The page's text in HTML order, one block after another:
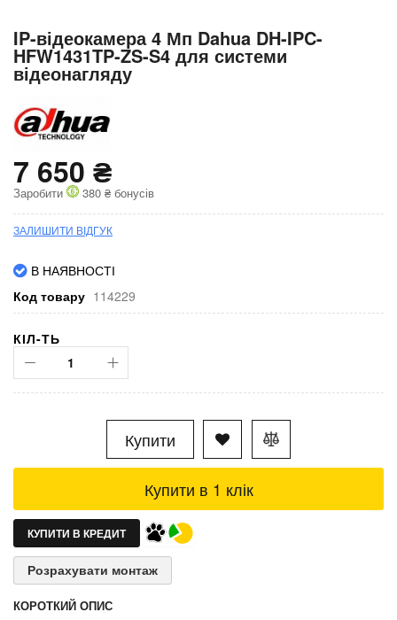
Перейти
до
початку
галереї
IP-відеокамера 4 Мп Dahua DH-IPC-
HFW1431TP-ZS-S4 для системи
відеонагляду
7 650 ₴
Заробити 380 ₴ бонусів
ЗАЛИШИТИ ВІДГУК
В НАЯВНОСТІ
Код товару 114229
КІЛ-ТЬ
Купити
Купити в 1 клік
КУПИТИ В КРЕДИТ
Розрахувати монтаж
КОРОТКИЙ ОПИС